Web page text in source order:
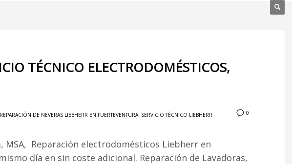
TÉCNICO ELECTRODOMÉSTICOS,
0
REPARACIÓN DE NEVERAS LIEBHERR EN FUERTEVENTURA, SERVICIO TÉCNICO LIEBHERR
Reparación electrodomésticos Liebherr en
día en sin coste adicional. Reparación de Lavadoras,